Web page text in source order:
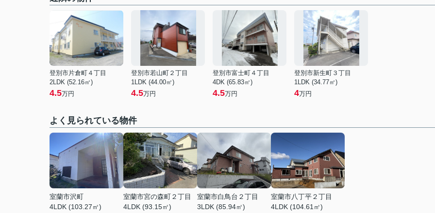
登別市片倉町４丁目
2LDK (52.16㎡)
4.5万円
登別市若山町２丁目
1LDK (44.00㎡)
4.5万円
登別市富士町４丁目
4DK (65.83㎡)
4.5万円
登別市新生町３丁目
1LDK (34.77㎡)
4万円
よく見られている物件
室蘭市沢町
4LDK (103.27㎡)
室蘭市宮の森町２丁目
4LDK (93.15㎡)
室蘭市白鳥台２丁目
3LDK (85.94㎡)
室蘭市八丁平２丁目
4LDK (104.61㎡)